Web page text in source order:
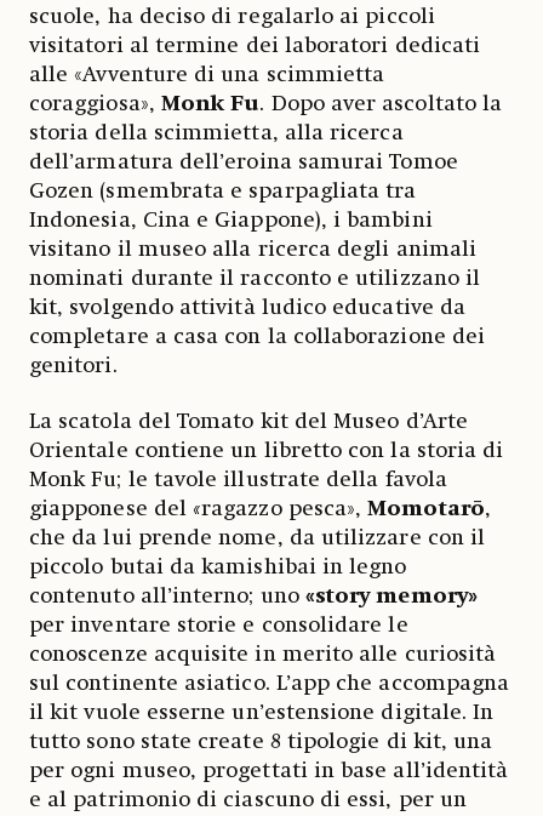
scuole, ha deciso di regalarlo ai piccoli
visitatori al termine dei laboratori dedicati
alle «Avventure di una scimmietta
coraggiosa», Monk Fu. Dopo aver ascoltato la
storia della scimmietta, alla ricerca
dell’armatura dell’eroina samurai Tomoe
Gozen (smembrata e sparpagliata tra
Indonesia, Cina e Giappone), i bambini
visitano il museo alla ricerca degli animali
nominati durante il racconto e utilizzano il
kit, svolgendo attività ludico educative da
completare a casa con la collaborazione dei
genitori.
La scatola del Tomato kit del Museo d’Arte
Orientale contiene un libretto con la storia di
Monk Fu; le tavole illustrate della favola
giapponese del «ragazzo pesca»,Momotarō,
che da lui prende nome, da utilizzare con il
piccolo butai da kamishibai in legno
contenuto all’interno; uno «story memory»
per inventare storie e consolidare le
conoscenze acquisite in merito alle curiosità
sul continente asiatico. L’app che accompagna
il kit vuole esserne un’estensione digitale. In
tutto sono state create 8 tipologie di kit, una
per ogni museo, progettati in base all’identità
e al patrimonio di ciascuno di essi, per un